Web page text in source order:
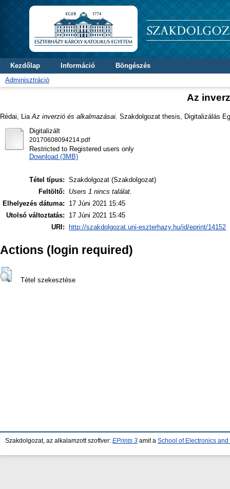
Kezdőlap Információ
Böngészés
Adminisztráció
Az
Rédai, Lia Az inverzió és alkalmazásai. Szakdolgozat thesis, Digitalizálás
Digitalizált
20170608094214.pdf
Restricted to Registered users only
Download (3MB)
Tétel típus: Szakdolgozat (Szakdolgozat)
Feltöltő:
Users 1 nincs találat.
Elhelyezés dátuma:
17 Júni 2021 15:45
Utolsó változtatás:
17 Júni 2021 15:45
URI:
http://szakdolgozat.uni-eszterhazy.hu/id/eprint/14152
Actions (login required)
Tétel szekesztése
Szakdolgozat, az alkalamzott szoftver: EPrints 3 amit a School of Electronics